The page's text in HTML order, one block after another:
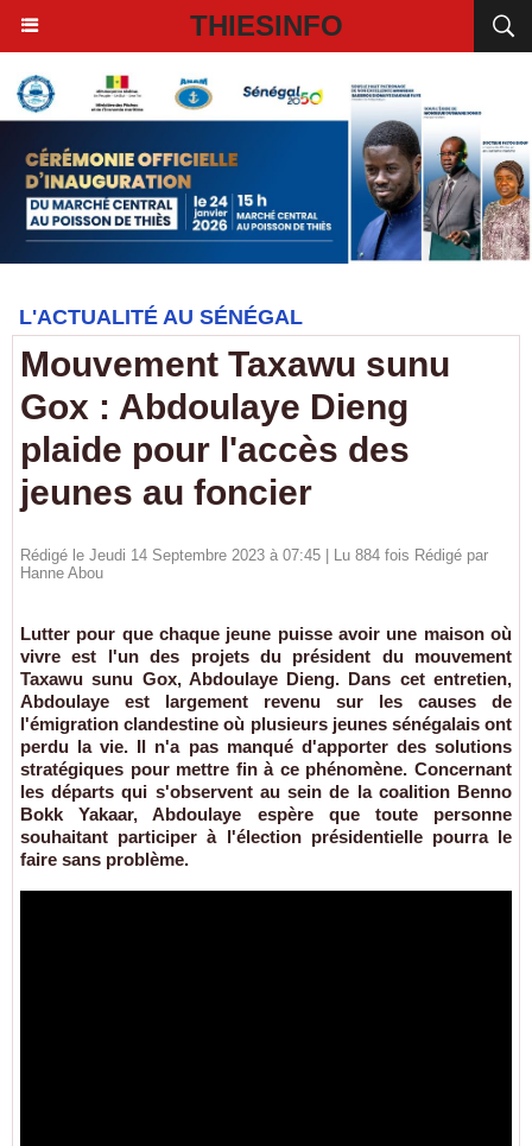
THIESINFO
L'ACTUALITÉ AU SÉNÉGAL
Mouvement Taxawu sunu
Gox : Abdoulaye Dieng
plaide pour l'accès des
jeunes au foncier
Rédigé le Jeudi 14 Septembre 2023 à 07:45 | Lu 884 fois Rédigé par
Hanne Abou
Lutter pour que chaque jeune puisse avoir une maison où
vivre est l'un des projets du président du mouvement
Taxawu sunu Gox, Abdoulaye Dieng. Dans cet entretien,
Abdoulaye est largement revenu sur les causes de
l'émigration clandestine où plusieurs jeunes sénégalais ont
perdu la vie. Il n'a pas manqué d'apporter des solutions
stratégiques pour mettre fin à ce phénomène. Concernant
les départs qui s'observent au sein de la coalition Benno
Bokk Yakaar, Abdoulaye espère que toute personne
souhaitant participer à l'élection présidentielle pourra le
faire sans problème.